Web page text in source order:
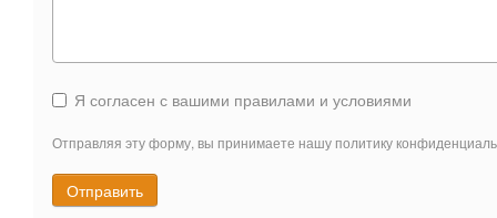
Я согласен с вашими правилами и условиями
Отправляя эту форму, вы принимаете нашу политику
Отправить